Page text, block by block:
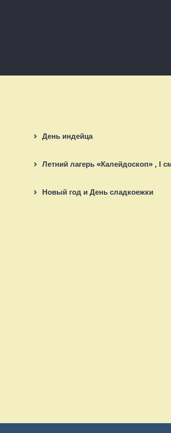
День индейца
Летний лагерь «Калейдоскоп» , I
Новый год и День сладкоежки